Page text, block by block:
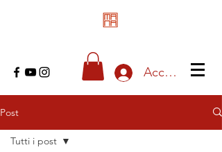
Accedi
Post
Tutti i post